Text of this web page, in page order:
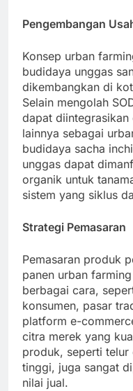
Pengembangan
Konsep urban
budidaya unggas
dikembangkan di
Selain mengolah
dapat diintegrasikan
lainnya sebagai
budidaya sacha
unggas dapat
organik untuk
sistem yang siklus
Strategi Pemasaran
Pemasaran produk
panen urban
berbagai cara,
konsumen, pasar
platform e-
citra merek yang
produk, seperti telur
tinggi, juga sangat
nilai jual.